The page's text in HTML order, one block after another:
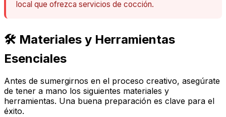
local que ofrezca servicios de cocción.
🛠️ Materiales y Herramientas
Esenciales
Antes de sumergirnos en el proceso creativo, asegúrate
de tener a mano los siguientes materiales y
herramientas. Una buena preparación es clave para el
éxito.